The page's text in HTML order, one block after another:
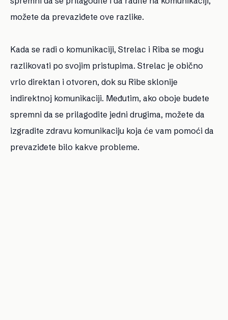
možete da prevaziđete ove razlike.
Kada se radi o komunikaciji, Strelac i Riba se mogu
razlikovati po svojim pristupima. Strelac je obično
vrlo direktan i otvoren, dok su Ribe sklonije
indirektnoj komunikaciji. Međutim, ako oboje budete
spremni da se prilagodite jedni drugima, možete da
izgradite zdravu komunikaciju koja će vam pomoći da
prevaziđete bilo kakve probleme.